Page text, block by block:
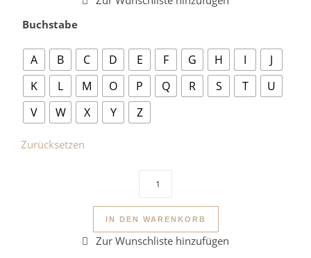
Buchstabe
A B C D E F G H I
J
K
L M O P Q R S T
U
V
W X Y Z
Zurücksetzen
IN DEN WARENKORB